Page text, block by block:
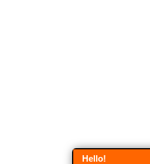
Hello!